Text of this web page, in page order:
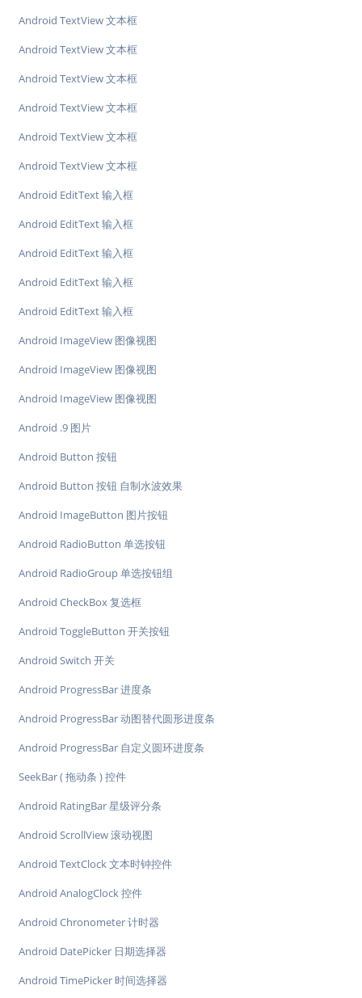
Android TextView 文本框
Android TextView 文本框
Android TextView 文本框
Android TextView 文本框
Android TextView 文本框
Android TextView 文本框
Android EditText 输入框
Android EditText 输入框
Android EditText 输入框
Android EditText 输入框
Android EditText 输入框
Android ImageView 图像视图
Android ImageView 图像视图
Android ImageView 图像视图
Android .9 图片
Android Button 按钮
Android Button 按钮 自制水波效果
Android ImageButton 图片按钮
Android RadioButton 单选按钮
Android RadioGroup 单选按钮组
Android CheckBox 复选框
Android ToggleButton 开关按钮
Android Switch 开关
Android ProgressBar 进度条
Android ProgressBar 动图替代圆形进度条
Android ProgressBar 自定义圆环进度条
SeekBar ( 拖动条 ) 控件
Android RatingBar 星级评分条
Android ScrollView 滚动视图
Android TextClock 文本时钟控件
Android AnalogClock 控件
Android Chronometer 计时器
Android DatePicker 日期选择器
Android TimePicker 时间选择器